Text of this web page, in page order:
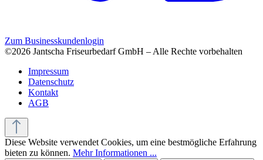
Zum Businesskundenlogin
©2026 Jantscha Friseurbedarf GmbH – Alle Rechte vorbehalten
Impressum
Datenschutz
Kontakt
AGB
Diese Website verwendet Cookies, um eine bestmögliche Erfahrung
bieten zu können. Mehr Informationen ...